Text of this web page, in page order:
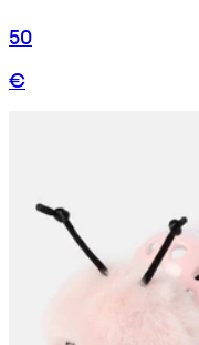
50
€